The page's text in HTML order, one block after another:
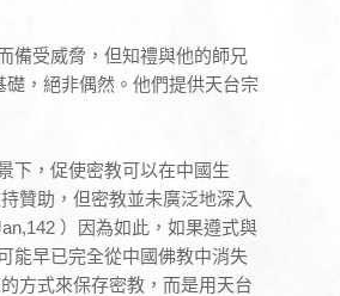
備受威脅，但知禮與他的師兄
，絕非偶然。他們提供天台宗
下，促使密教可以在中國生
贊助，但密教並未廣泛地深入
）因為如此，如果遵式與
能早已完全從中國佛教中消失
方式來保存密教，而是用天台